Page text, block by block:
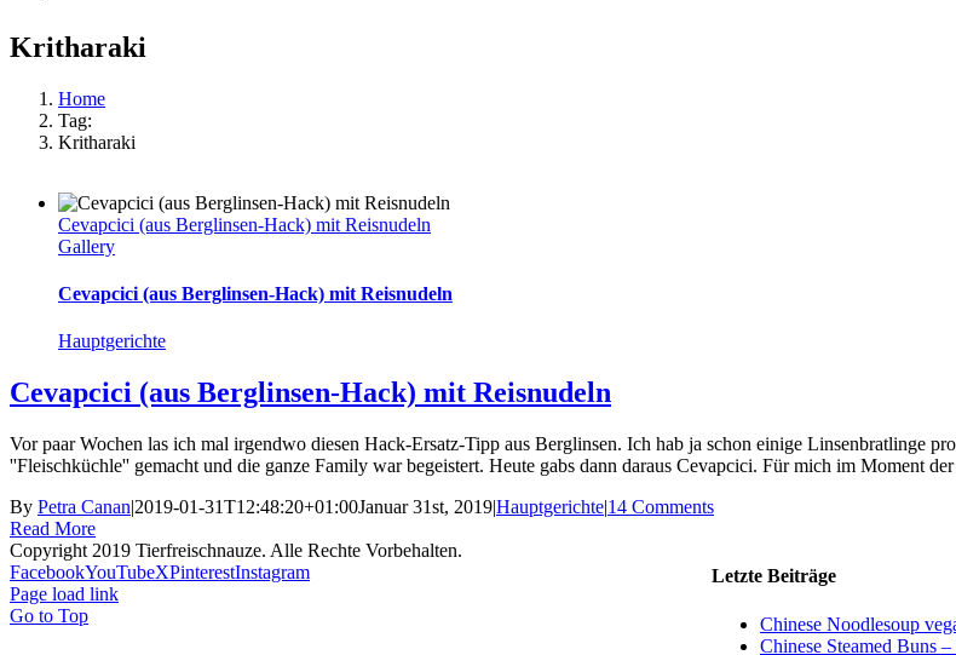
Kritharaki
Home
Tag:
Kritharaki
Cevapcici (aus Berglinsen-Hack) mit Reisnudeln
Gallery
Cevapcici (aus Berglinsen-Hack) mit Reisnudeln
Hauptgerichte
Cevapcici (aus Berglinsen-Hack) mit Reisnudeln
Vor paar Wochen las ich mal irgendwo diesen Hack-Ersatz-Tipp aus Berglinsen. Ich hab ja schon einige Linsenbratlinge
''Fleischküchle'' gemacht und die ganze Family war begeistert. Heute gabs dann daraus Cevapcici. Für mich im Moment
By Petra Canan|2019-01-31T12:48:20+01:00Januar 31st, 2019|Hauptgerichte|14 Comments
Read More
Letzte Beiträge
Chinese Noodlesoup
Chinese Steamed Buns
Copyright 2019 Tierfreischnauze. Alle Rechte Vorbehalten.
FacebookYouTubeXPinterestInstagram
Page load link
Go to Top